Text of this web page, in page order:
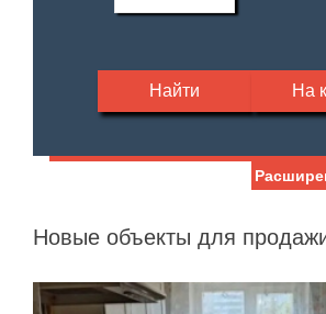
Найти На
Новые объекты для